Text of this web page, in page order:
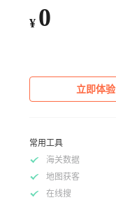
¥ 0
立即体验
常用工具
海关数据
地图获客
在线搜